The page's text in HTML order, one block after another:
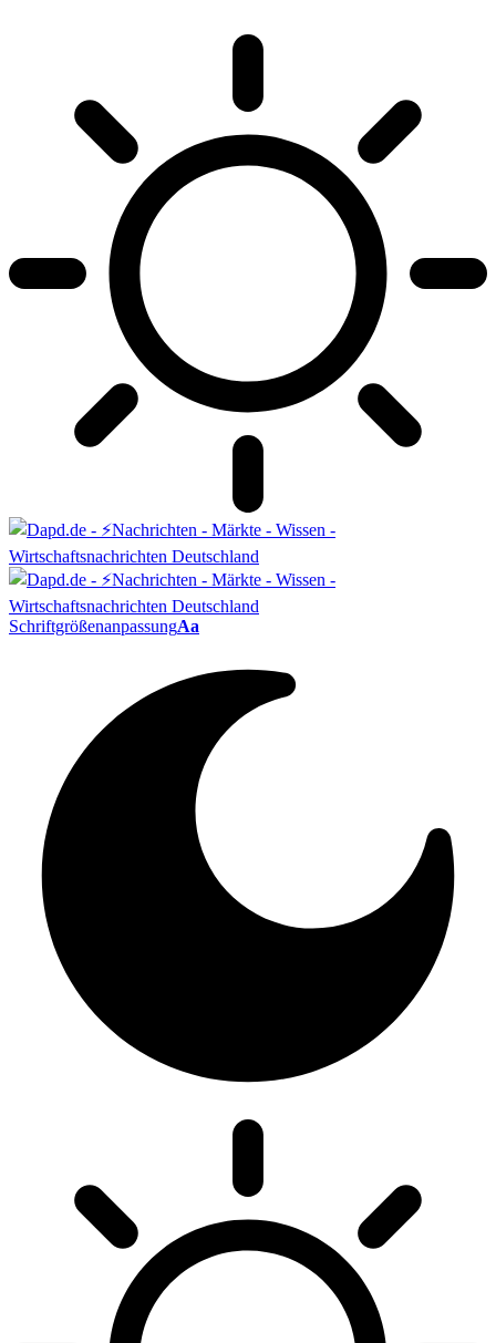
SchriftgrößenanpassungAa